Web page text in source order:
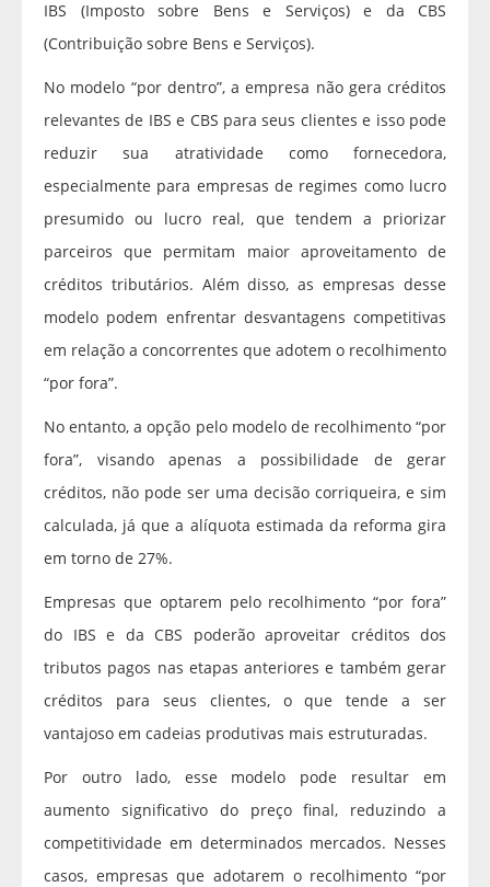
IBS (Imposto sobre Bens e Serviços) e da CBS
(Contribuição sobre Bens e Serviços).
No modelo “por dentro”, a empresa não gera créditos
relevantes de IBS e CBS para seus clientes e isso pode
reduzir sua atratividade como fornecedora,
especialmente para empresas de regimes como lucro
presumido ou lucro real, que tendem a priorizar
parceiros que permitam maior aproveitamento de
créditos tributários. Além disso, as empresas desse
modelo podem enfrentar desvantagens competitivas
em relação a concorrentes que adotem o recolhimento
“por fora”.
No entanto, a opção pelo modelo de recolhimento “por
fora”, visando apenas a possibilidade de gerar
créditos, não pode ser uma decisão corriqueira, e sim
calculada, já que a alíquota estimada da reforma gira
em torno de 27%.
Empresas que optarem pelo recolhimento “por fora”
do IBS e da CBS poderão aproveitar créditos dos
tributos pagos nas etapas anteriores e também gerar
créditos para seus clientes, o que tende a ser
vantajoso em cadeias produtivas mais estruturadas.
Por outro lado, esse modelo pode resultar em
aumento significativo do preço final, reduzindo a
competitividade em determinados mercados. Nesses
casos, empresas que adotarem o recolhimento “por